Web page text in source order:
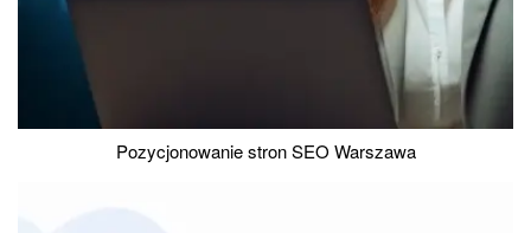
Pozycjonowanie stron SEO Warszawa